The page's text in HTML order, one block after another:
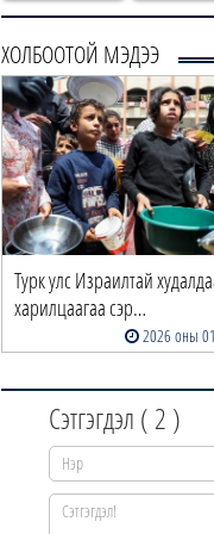
ХОЛБООТОЙ МЭДЭЭ
Турк улс Израилтай
харилцаагаа сэр…
2026 оны
Сэтгэгдэл (2 )